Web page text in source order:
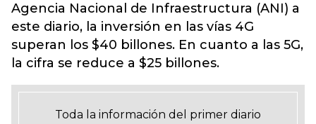
Agencia Nacional de Infraestructura (ANI) a
este diario, la inversión en las vías 4G
superan los $40 billones. En cuanto a las 5G,
la cifra se reduce a $25 billones.
Toda la información del primer diario